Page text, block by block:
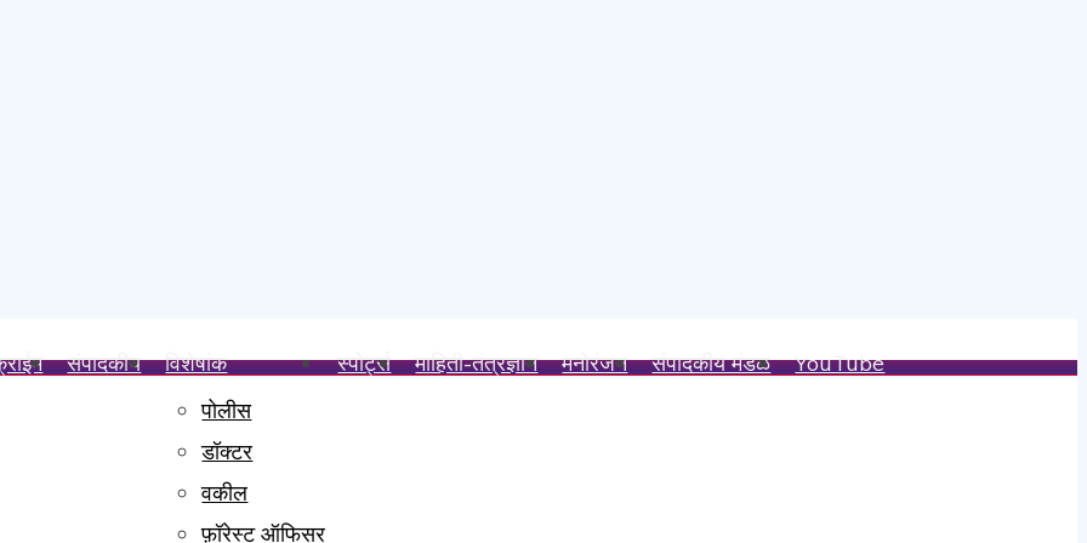
संपादकीय
विशेषांक
पोलीस
डॉक्टर
वकील
फ़ॉरेस्ट ऑफिसर
स्पोर्ट्स माहिती-तंत्रज्ञान मनोरंजन संपादकीय मंडळ YouTube
भेट; समाजसेवक संतोष खाडे व उद्योजक रामनारायण मिश्रा यांचे विशेष सहकार्य.
प्रमुखपदाची जबाबदारी
गुन्हा दाखल करा- मेजर किरण ढेरे